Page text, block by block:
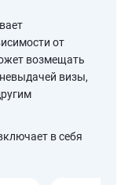
от
возмещать
визы,
в себя